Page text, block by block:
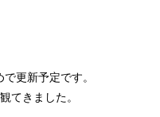
更新予定です。
てきました。